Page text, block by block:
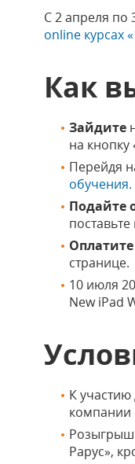
С 2 апреля по
online курсах
Как
Зайдите
на кнопку
Перейдя
обучения.
Подайте
странице.
10 июля
New iPad
К участию
компании
Розыгрыш
Рарус»,